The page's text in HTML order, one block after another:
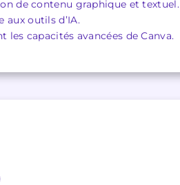
de contenu graphique et textuel.
aux outils d’IA.
capacités avancées de Canva.